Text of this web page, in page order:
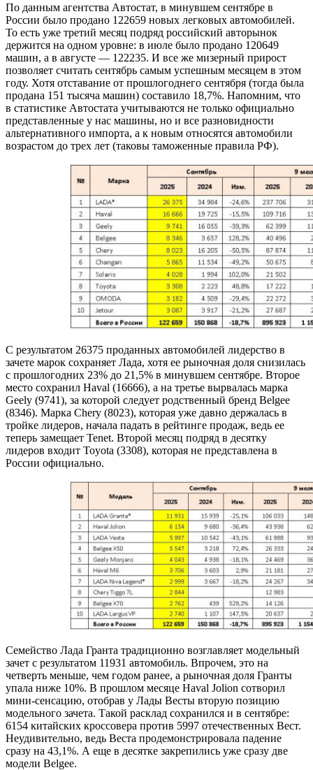
По данным агентства Автостат, в минувшем сентябре в
России было продано 122659 новых легковых автомобилей.
То есть уже третий месяц подряд российский авторынок
держится на одном уровне: в июле было продано 120649
машин, а в августе — 122235. И все же мизерный прирост
позволяет считать сентябрь самым успешным месяцем в этом
году. Хотя отставание от прошлогоднего сентября (тогда была
продана 151 тысяча машин) составило 18,7%. Напомним, что
в статистике Автостата учитываются не только официально
представленные у нас машины, но и все разновидности
альтернативного импорта, а к новым относятся автомобили
возрастом до трех лет (таковы таможенные правила РФ).
С результатом 26375 проданных автомобилей лидерство в
зачете марок сохраняет Лада, хотя ее рыночная доля снизилась
с прошлогодних 23% до 21,5% в минувшем сентябре. Второе
место сохранил Haval (16666), а на третье вырвалась марка
Geely (9741), за которой следует родственный бренд Belgee
(8346). Марка Chery (8023), которая уже давно держалась в
тройке лидеров, начала падать в рейтинге продаж, ведь ее
теперь замещает Tenet. Второй месяц подряд в десятку
лидеров входит Toyota (3308), которая не представлена в
России официально.
Семейство Лада Гранта традиционно возглавляет модельный
зачет с результатом 11931 автомобиль. Впрочем, это на
четверть меньше, чем годом ранее, а рыночная доля Гранты
упала ниже 10%. В прошлом месяце Haval Jolion сотворил
мини-сенсацию, отобрав у Лады Весты вторую позицию
модельного зачета. Такой расклад сохранился и в сентябре:
6154 китайских кроссовера против 5997 отечественных Вест.
Неудивительно, ведь Веста продемонстрировала падение
сразу на 43,1%. А еще в десятке закрепились уже сразу две
модели Belgee.